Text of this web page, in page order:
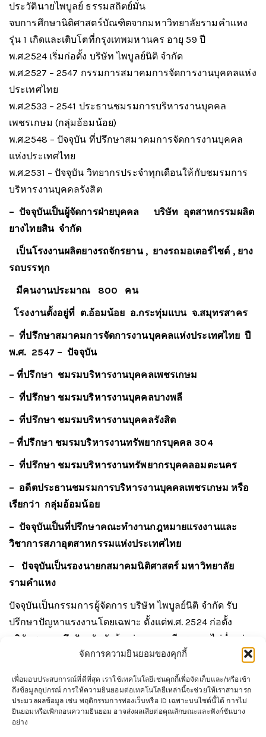
จัดการความยินยอมของคุกกี้
เพื่อมอบประสบการณ์ที่ดีที่สุด เราใช้เทคโนโลยีเช่นคุกกี้เพื่อจัดเก็บและ/หรือเข้า
ถึงข้อมูลอุปกรณ์ การให้ความยินยอมต่อเทคโนโลยีเหล่านี้จะช่วยให้เราสามารถ
ประมวลผลข้อมูล เช่น พฤติกรรมการท่องเว็บหรือ ID เฉพาะบนไซต์นี้ได้ การไม่
ยินยอมหรือเพิกถอนความยินยอม อาจส่งผลเสียต่อคุณลักษณะและฟังก์ชันบาง
อย่าง
ประวัตินายไพบูลย์ ธรรมสถิตย์มั่น
จบการศึกษานิติศาสตร์บัณฑิตจากมหาวิทยาลัยรามคำแหง
รุ่น 1 เกิดและเติบโตที่กรุงเทพมหานคร อายุ 59 ปี
พ.ศ.2524 เริ่มก่อตั้ง บริษัท ไพบูลย์นิติ จำกัด
พ.ศ.2527 – 2547 กรรมการสมาคมการจัดการงานบุคคลแห่ง
ประเทศไทย
พ.ศ.2533 – 2541 ประธานชมรมการบริหารงานบุคคล
เพชรเกษม (กลุ่มอ้อมน้อย)
พ.ศ.2548 – ปัจจุบัน ที่ปรึกษาสมาคมการจัดการงานบุคคล
แห่งประเทศไทย
พ.ศ.2531 – ปัจจุบัน วิทยากรประจำทุกเดือนให้กับชมรมการ
บริหารงานบุคคลรังสิต
– ปัจจุบันเป็นผู้จัดการฝ่ายบุคคล
บริษัท อุตสาหกรรมผลิต
ยางไทยสิน จำกัด
เป็นโรงงานผลิตยางรถจักรยาน , ยางรถมอเตอร์ไซด์ , ยาง
รถบรรทุก
มีคนงานประมาณ 800 คน
โรงงานตั้งอยู่ที่ ต.อ้อมน้อย อ.กระทุ่มแบน จ.สมุทรสาคร
– ที่ปรึกษาสมาคมการจัดการงานบุคคลแห่งประเทศไทย ปี
พ.ศ. 2547 – ปัจจุบัน
–ที่ปรึกษา ชมรมบริหารงานบุคคลเพชรเกษม
– ที่ปรึกษา ชมรมบริหารงานบุคคลบางพลี
– ที่ปรึกษา ชมรมบริหารงานบุคคลรังสิต
–ที่ปรึกษา ชมรมบริหารงานทรัพยากรบุคคล 304
– ที่ปรึกษา ชมรมบริหารงานทรัพยากรบุคคลอมตะนคร
– อดีตประธานชมรมการบริหารงานบุคคลเพชรเกษม หรือ
เรียกว่า กลุ่มอ้อมน้อย
– ปัจจุบันเป็นที่ปรึกษาคณะทำงานกฎหมายแรงงานและ
วิชาการสภาอุตสาหกรรมแห่งประเทศไทย
– ปัจจุบันเป็นรองนายกสมาคมนิติศาสตร์ มหาวิทยาลัย
รามคำแหง
ปัจจุบันเป็นกรรมการผู้จัดการ บริษัท ไพบูลย์นิติ จำกัด รับ
ปรึกษาปัญหาแรงงานโดยเฉพาะ ตั้งแต่พ.ศ. 2524 ก่อตั้ง
บริษัทฯมาจนถึงปัจจุบันรับจ้างว่าความคดีแรงงานไม่ต่ำกว่า
1,600 คดี และเป็นวิทยากรบรรยายกฎหมายแรงงานให้กับ
ชมรมและสมาคมการจัดการงานบุคคลต่างๆ และกองฝึก
อบรมของกรมสวัสดิการและคุ้มครองแรงงาน และสถาบันส่ง
เสริมเทคโนโลยี รวมถึงเป็นที่ปรึกษาคณะทำงานกฎหมาย
แรงงานสภาอุตสาหกรรมแห่งประเทศไทย